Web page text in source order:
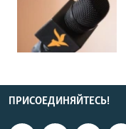
ПРИСОЕДИНЯЙТЕСЬ!